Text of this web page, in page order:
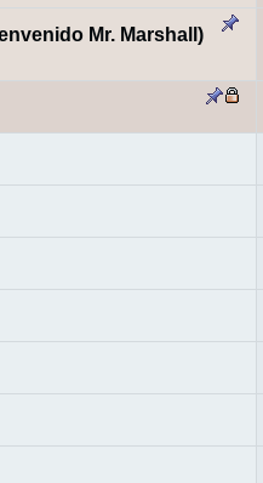
Mr. Marshall)